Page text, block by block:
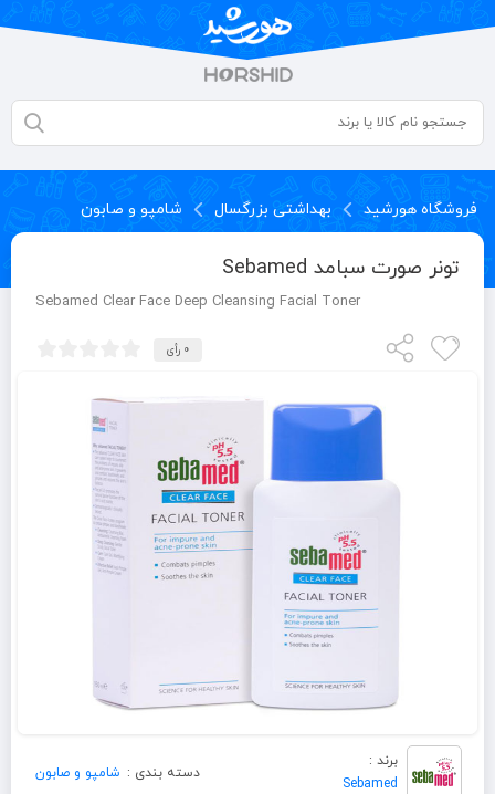
فروشگاه هورشید بهداشتی بزرگسال شامپو و صابون
تونر صورت سبامد Sebamed
Sebamed Clear Face Deep Cleansing Facial Toner
0 رأی
برند :
Sebamed
دسته بندی : شامپو و صابون